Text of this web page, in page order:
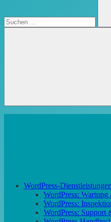
WordPress-Dienstleistungen
WordPress:
WordPress:
WordPress: Support